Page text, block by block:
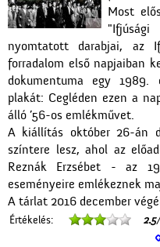
Most
nyomtatott darabjai, az
forradalom első napjaiban
dokumentuma egy
plakát: Cegléden ezen a
álló ’56-os emlékművet.
A kiállítás október 26-án
színtere lesz, ahol az
Reznák Erzsébet - az
eseményeire emlékeznek
A tárlat 2016 december
Értékelés: 2.5